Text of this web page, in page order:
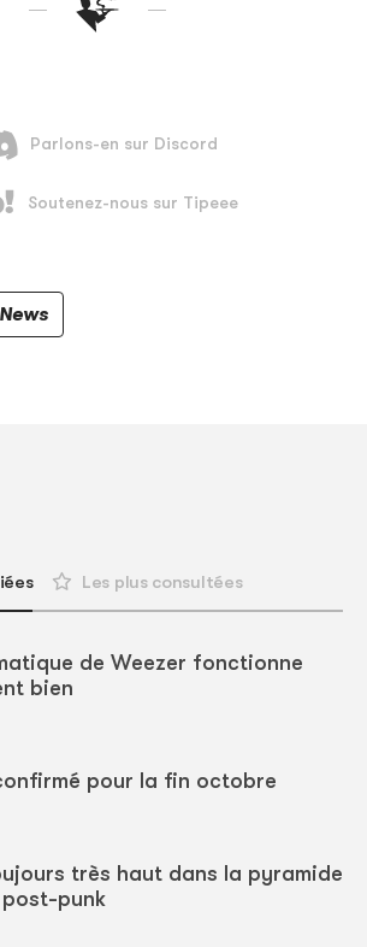
News
Les plus consultées
de Weezer fonctionne
bien
pour la fin octobre
très haut dans la pyramide
punk